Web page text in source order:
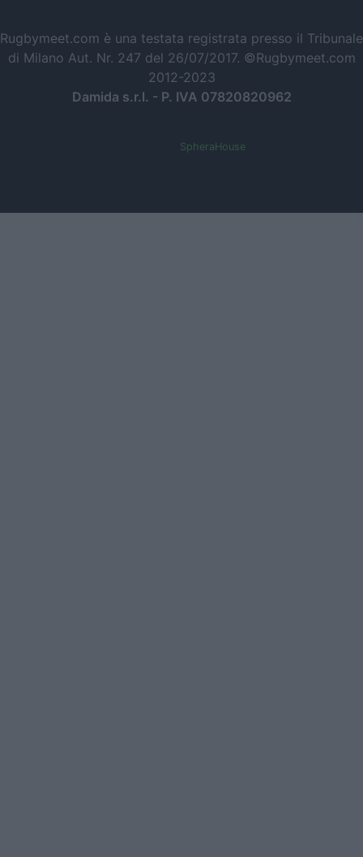
Rugbymeet.com è una testata registrata presso il Tribunale
di Milano Aut. Nr. 247 del 26/07/2017. ©Rugbymeet.com
2012-2023
Damida s.r.l. - P. IVA 07820820962
SpheraHouse